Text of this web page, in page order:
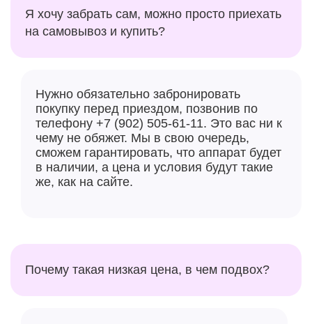
Я хочу забрать сам, можно просто приехать
на самовывоз и купить?
Нужно обязательно забронировать
покупку перед приездом, позвонив по
телефону +7 (902) 505-61-11. Это вас ни к
чему не обяжет. Мы в свою очередь,
сможем гарантировать, что аппарат будет
в наличии, а цена и условия будут такие
же, как на сайте.
Почему такая низкая цена, в чем подвох?